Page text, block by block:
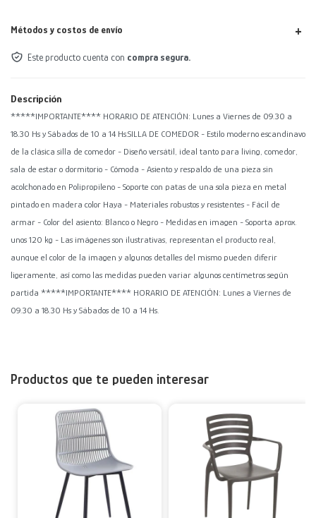
Métodos y costos de envío
Este producto cuenta con compra segura.
Descripción
*****IMPORTANTE**** HORARIO DE ATENCIÓN: Lunes a Viernes de 09.30 a
18.30 Hs y Sábados de 10 a 14 Hs.SILLA DE COMEDOR - Estilo moderno escandinavo
de la clásica silla de comedor - Diseño versátil, ideal tanto para living, comedor,
sala de estar o dormitorio - Cómoda - Asiento y respaldo de una pieza sin
acolchonado en Polipropileno - Soporte con patas de una sola pieza en metal
pintado en madera color Haya - Materiales robustos y resistentes - Fácil de
armar - Color del asiento: Blanco o Negro - Medidas en imagen - Soporta aprox.
unos 120 kg - Las imágenes son ilustrativas, representan el producto real,
aunque el color de la imagen y algunos detalles del mismo pueden diferir
ligeramente, así como las medidas pueden variar algunos centímetros según
partida *****IMPORTANTE**** HORARIO DE ATENCIÓN: Lunes a Viernes de
09.30 a 18.30 Hs y Sábados de 10 a 14 Hs.
Productos que te pueden interesar